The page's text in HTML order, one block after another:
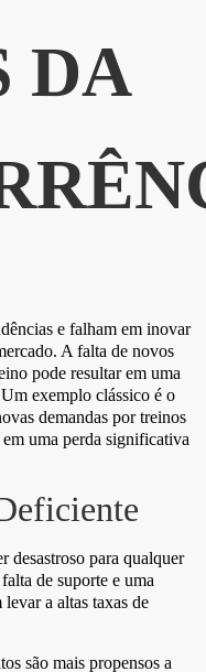
DA
e falham em inovar
A falta de novos
pode resultar em uma
exemplo clássico é o
demandas por treinos
uma perda significativa
desastroso para qualquer
de suporte e uma
a altas taxas de
são mais propensos a